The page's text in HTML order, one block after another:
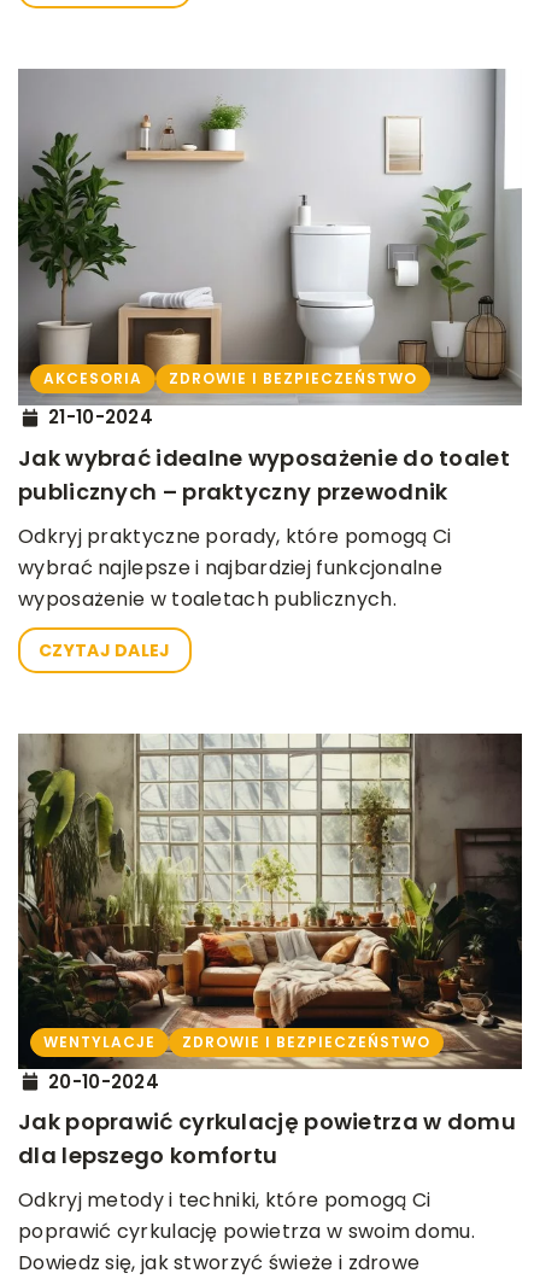
AKCESORIA ZDROWIE I BEZPIECZEŃSTWO
21-10-2024
Jak wybrać idealne wyposażenie do toalet
publicznych – praktyczny przewodnik
Odkryj praktyczne porady, które pomogą Ci
wybrać najlepsze i najbardziej funkcjonalne
wyposażenie w toaletach publicznych.
CZYTAJ DALEJ
WENTYLACJE ZDROWIE I BEZPIECZEŃSTWO
20-10-2024
Jak poprawić cyrkulację powietrza w domu
dla lepszego komfortu
Odkryj metody i techniki, które pomogą Ci
poprawić cyrkulację powietrza w swoim domu.
Dowiedz się, jak stworzyć świeże i zdrowe